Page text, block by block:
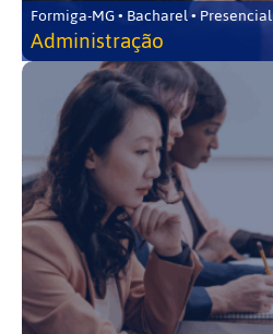
Formiga-MG • Bacharel • Presencial
Administração